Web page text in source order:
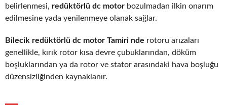
belirlenmesi, redüktörlü dc motor bozulmadan ilkin onarım
edilmesine yada yenilenmeye olanak sağlar.
Bilecik redüktörlü dc motor Tamiri nde rotoru arızaları
genellikle, kırık rotor kısa devre çubuklarından, döküm
boşluklarından ya da rotor ve stator arasındaki hava boşluğu
düzensizliğinden kaynaklanır.